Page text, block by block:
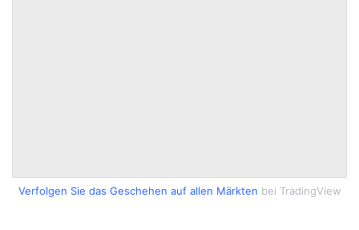
Verfolgen Sie das Geschehen auf allen Märkten bei TradingView